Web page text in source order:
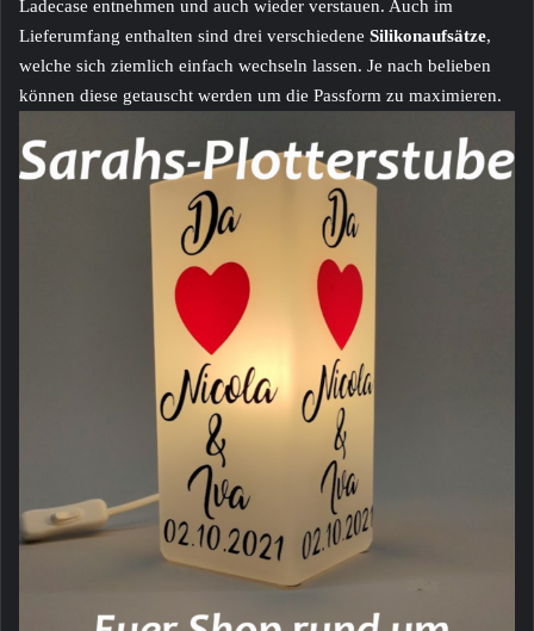
Ladecase entnehmen und auch wieder verstauen. Auch im
Lieferumfang enthalten sind drei verschiedene Silikonaufsätze,
welche sich ziemlich einfach wechseln lassen. Je nach belieben
können diese getauscht werden um die Passform zu maximieren.